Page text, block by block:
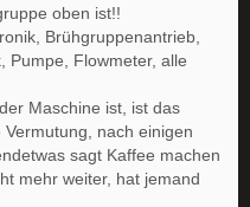
oben ist!!
Brühgruppenantrieb,
Pumpe, Flowmeter, alle
Maschine ist, ist das
nach einigen
sagt Kaffee machen
mehr weiter, hat jemand